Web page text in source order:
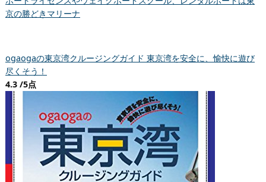
京の勝どきマリーナ
ogaogaの東京湾クルージングガイド 東京湾を安全に、愉快に遊び
尽くそう！
4.3 /5点